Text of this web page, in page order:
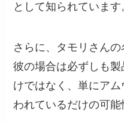
として知られています
さらに、タモリさんの
彼の場合は必ずしも
けではなく、単にア
われているだけの可能